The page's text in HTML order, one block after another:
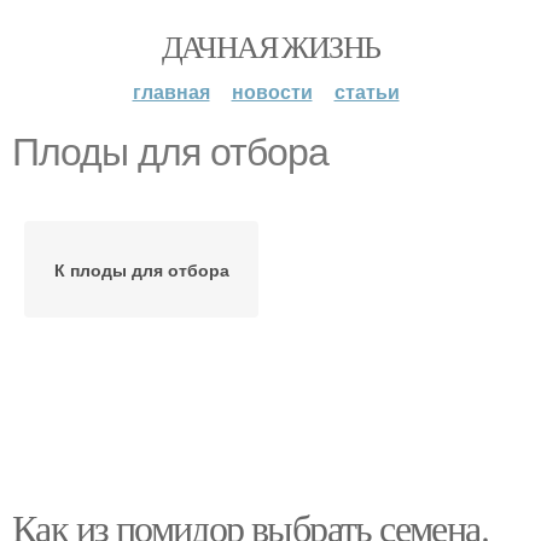
ДАЧНАЯ ЖИЗНЬ
главная новости статьи
Плоды для отбора
К плоды для отбора
Как из помидор выбрать семена.